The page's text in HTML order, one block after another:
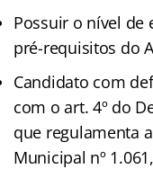
Possuir o nível de
pré-requisitos do
Candidato com
com o art. 4º do
que regulamenta
Municipal nº